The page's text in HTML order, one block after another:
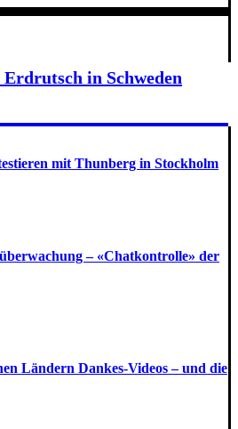
in Schweden
mit Thunberg in Stockholm
– «Chatkontrolle» der
Ländern Dankes-Videos – und die